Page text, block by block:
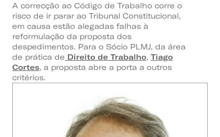
A correcção ao Código de Trabalho corre o
risco de ir parar ao Tribunal Constitucional,
em causa estão alegadas falhas à
reformulação da proposta dos
despedimentos. Para o Sócio PLMJ, da área
de prática de Direito de Trabalho, Tiago
Cortes, a proposta abre a porta a outros
critérios.